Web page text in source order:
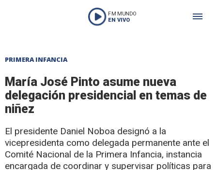
FM MUNDO
EN VIVO
PRIMERA INFANCIA
María José Pinto asume nueva
delegación presidencial en temas de
niñez
El presidente Daniel Noboa designó a la
vicepresidenta como delegada permanente ante el
Comité Nacional de la Primera Infancia, instancia
encargada de coordinar y supervisar políticas para